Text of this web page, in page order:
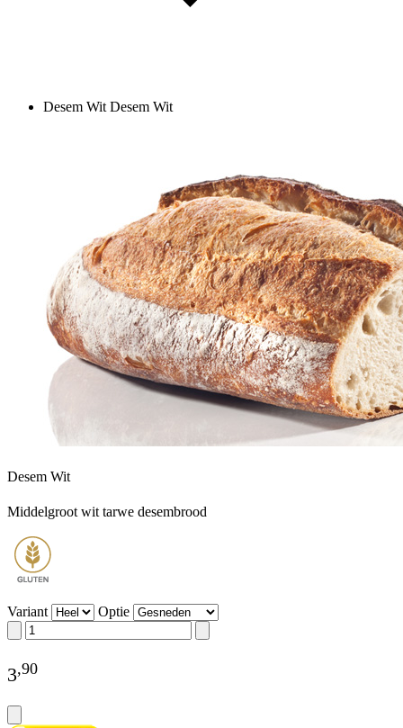
Desem Wit Desem Wit
Desem Wit
Middelgroot wit tarwe desembrood
Variant Optie
3,90